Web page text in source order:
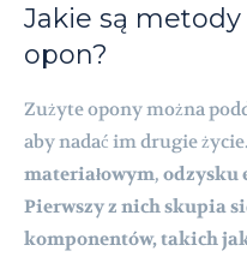
Jakie są
opon?
Zużyte opony można
aby nadać im drugie
materiałowym, odzysku
Pierwszy z nich skupia
komponentów, takich